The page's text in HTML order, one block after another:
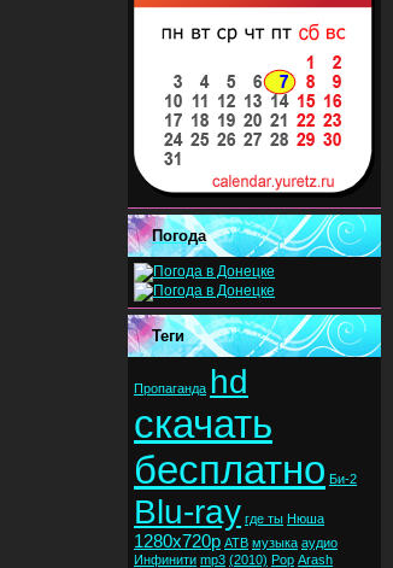
Погода
Теги
Пропаганда hd
скачать
бесплатно Би-2
Blu-ray где ты Нюша
1280x720p ATB музыка аудио
Инфинити mp3 (2010) Pop Arash